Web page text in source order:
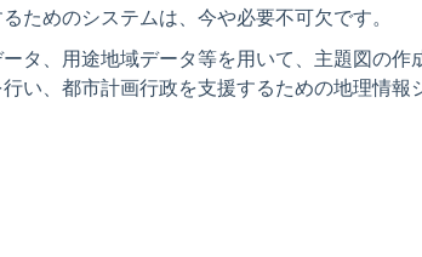
ためのシステムは、今や必要不可欠です。
タ、用途地域データ等を用いて、主題図の
い、都市計画行政を支援するための地理情報